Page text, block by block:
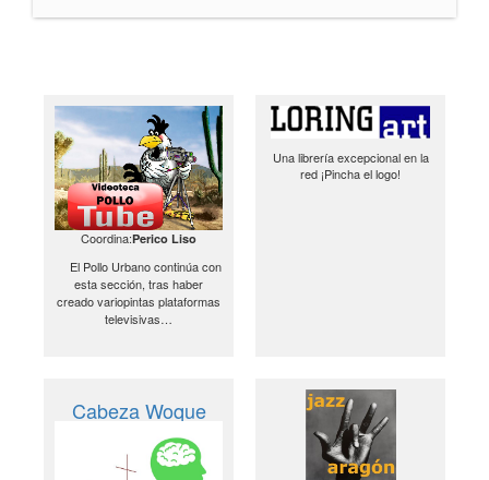
Coordina:Perico Liso
El Pollo Urbano continúa con
esta sección, tras haber
creado variopintas plataformas
televisivas…
Una librería excepcional en la
red ¡Pincha el logo!
Cabeza Woque